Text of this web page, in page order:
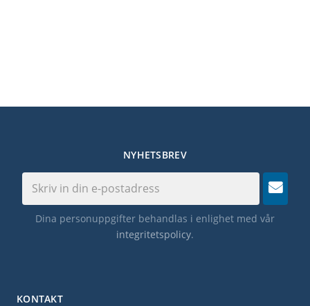
KONTAKT
NYHETSBREV
Dina personuppgifter behandlas i enlighet med vår
integritetspolicy.